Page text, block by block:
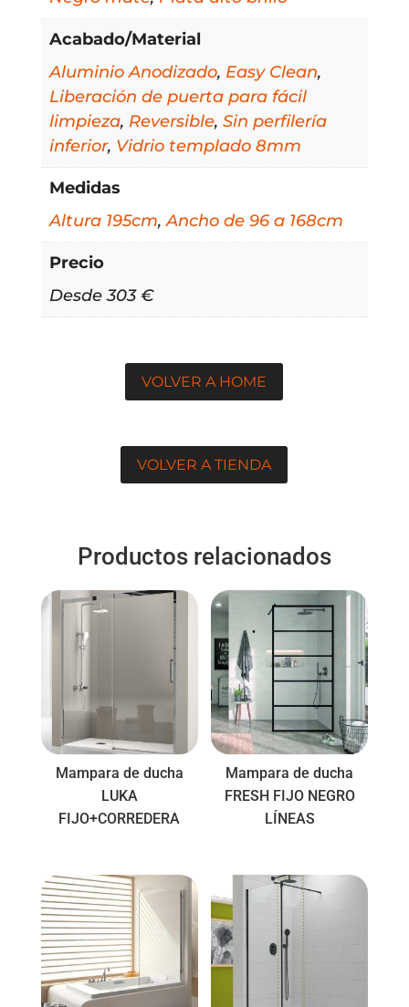
Acabado/Material
Aluminio Anodizado, Easy Clean,
Liberación de puerta para fácil
limpieza, Reversible, Sin perfilería
inferior, Vidrio templado 8mm
Medidas
Altura 195cm,Ancho de 96 a 168cm
Precio
Desde 303 €
VOLVER A HOME
VOLVER A TIENDA
Productos relacionados
Mampara de ducha
LUKA
FIJO+CORREDERA
Mampara de ducha
FRESH FIJO NEGRO
LÍNEAS